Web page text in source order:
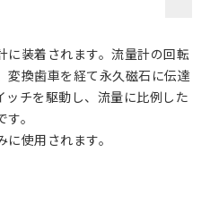
に装着されます。流量計の回転
変換歯車を経て永久磁石に伝達
ッチを駆動し、流量に比例した
。
使用されます。